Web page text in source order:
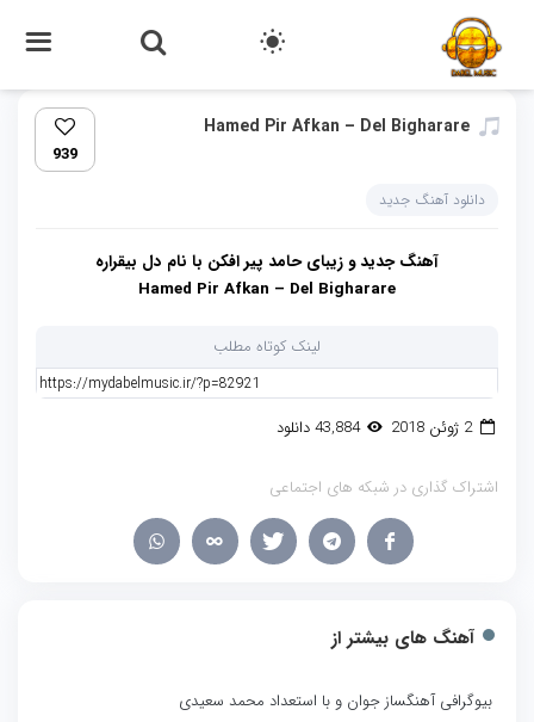
Hamed Pir Afkan – Del Bigharare
939
دانلود آهنگ جدید
آهنگ جدید و زیبای حامد پیر افکن با نام دل بیقراره
Hamed Pir Afkan – Del Bigharare
لینک کوتاه مطلب
2 ژوئن 2018 43,884 دانلود
اشتراک گذاری در شبکه های اجتماعی
آهنگ های بیشتر از
بیوگرافی آهنگساز جوان و با استعداد محمد سعیدی